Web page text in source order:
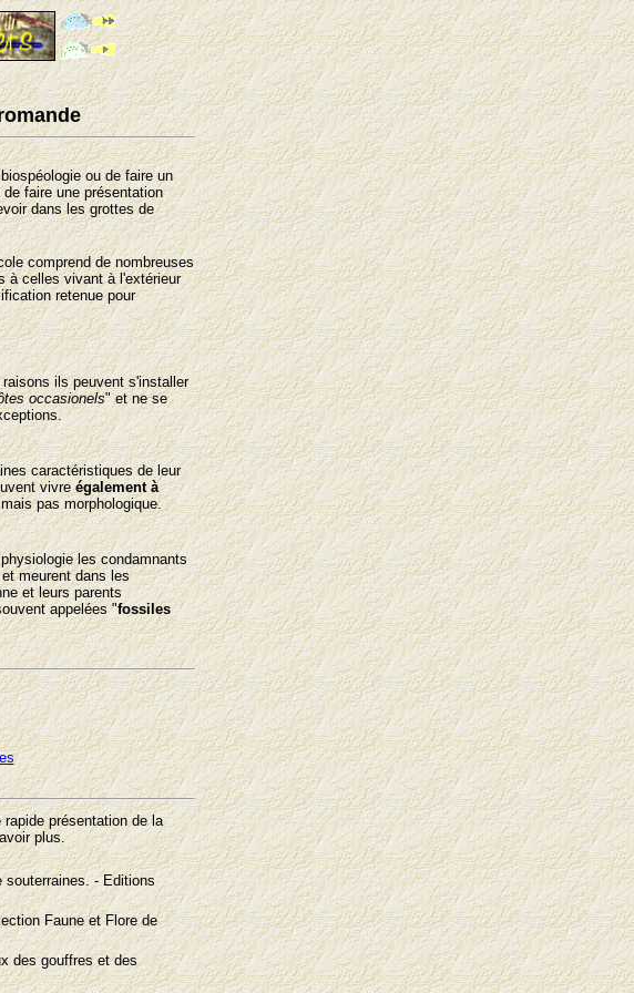
ou de faire un
faire une présentation
dans les grottes de
comprend de nombreuses
à celles vivant à l'extérieur
retenue pour
ils peuvent s'installer
occasionels" et ne se
caractéristiques de leur
vivreégalement à
pas morphologique.
les condamnants
meurent dans les
et leurs parents
appelées "fossiles
présentation de la
plus.
souterraines. - Editions
Faune et Flore de
des gouffres et des